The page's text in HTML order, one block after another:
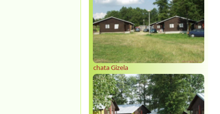
chata Gizela